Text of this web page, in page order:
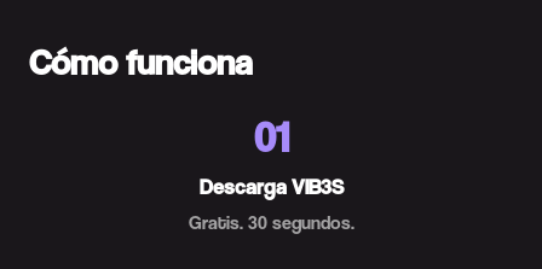
Cómo funciona
01
Descarga VIB3S
Gratis. 30 segundos.